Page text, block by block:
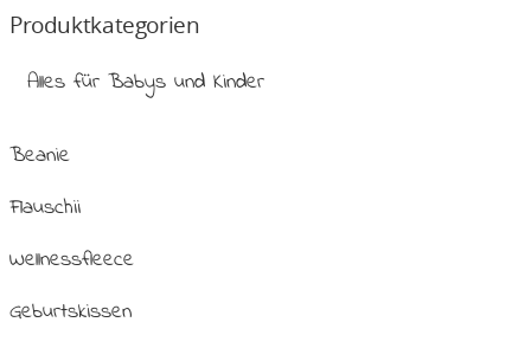
Produktkategorien
Alles für Babys und Kinder
Beanie
Flauschii
Wellnessfleece
Geburtskissen